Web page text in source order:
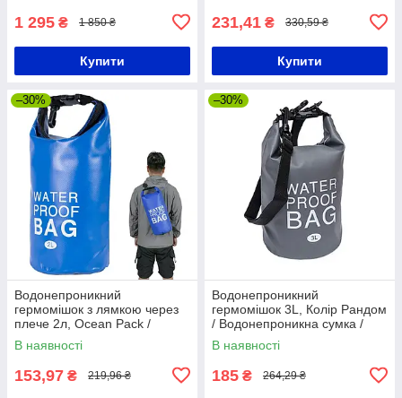
1 295 ₴ 1 850 ₴
Купити
231,41 ₴ 330,59 ₴
Купити
–30%
Водонепроникний
гермомішок з лямкою через
плече 2л, Ocean Pack /
Сумка-мішок для захисту
речей
В наявності
153,97 ₴ 219,96 ₴
–30%
Водонепроникний
гермомішок 3L, Колір Рандом
/ Водонепроникна сумка /
Водостійкий рюкзак
В наявності
185 ₴ 264,29 ₴